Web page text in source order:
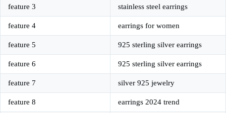
feature 3 stainless steel earrings
feature 4 earrings for women
feature 5 925 sterling silver earrings
feature 6 925 sterling silver earrings
feature 7 silver 925 jewelry
feature 8 earrings 2024 trend